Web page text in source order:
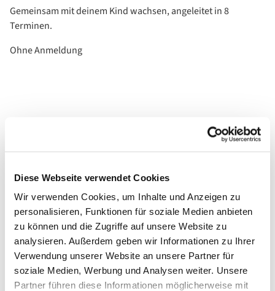
Diese Webseite verwendet Cookies
Wir verwenden Cookies, um Inhalte und Anzeigen zu
personalisieren, Funktionen für soziale Medien anbieten
zu können und die Zugriffe auf unsere Website zu
analysieren. Außerdem geben wir Informationen zu Ihrer
Verwendung unserer Website an unsere Partner für
soziale Medien, Werbung und Analysen weiter. Unsere
Partner führen diese Informationen möglicherweise mit
Gemeinsam mit deinem Kind wachsen, angeleitet in 8
Terminen.
Ohne Anmeldung